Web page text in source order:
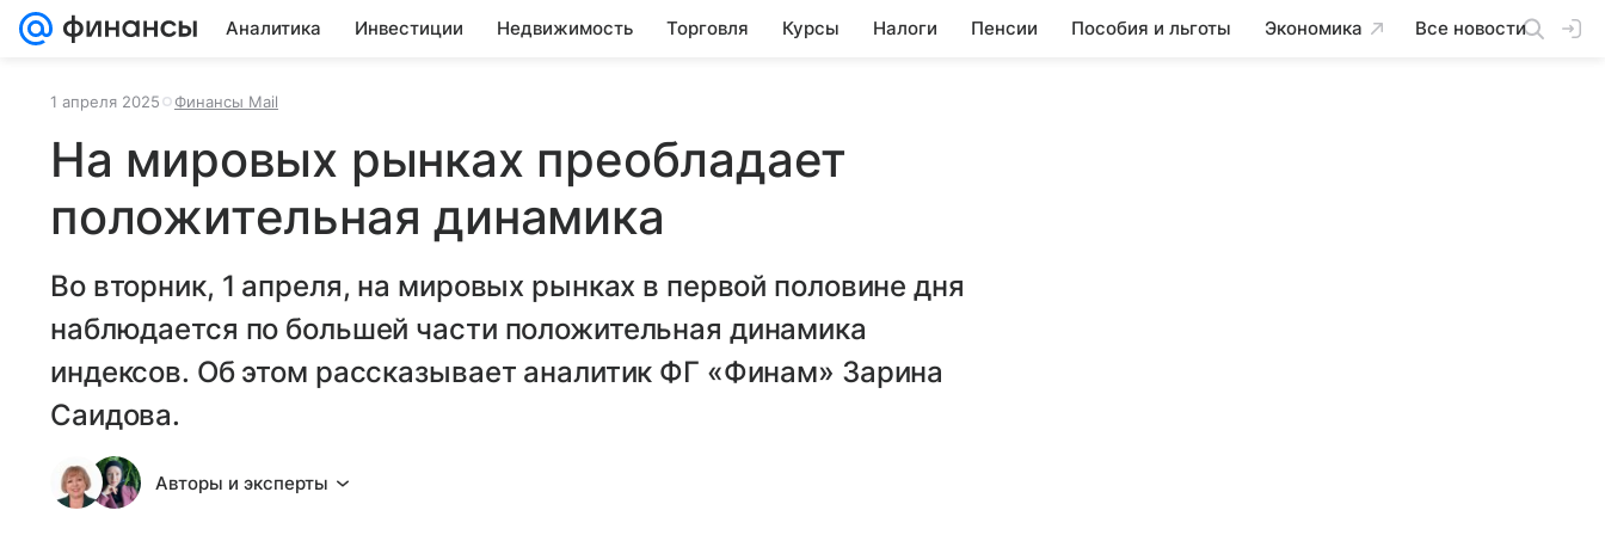
Аналитика Инвестиции Недвижимость Торговля Курсы Налоги Пенсии Пособия и льготы Экономика Все новости
1 апреля 2025 Финансы Mail
На мировых рынках преобладает
положительная динамика
Во вторник, 1 апреля, на мировых рынках в первой половине дня
наблюдается по большей части положительная динамика
индексов. Об этом рассказывает аналитик ФГ «Финам» Зарина
Саидова.
Авторы и эксперты